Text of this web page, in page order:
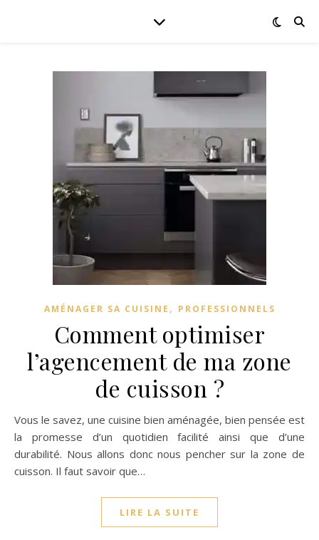
AMÉNAGER SA CUISINE , PROFESSIONNELS
Comment optimiser
l’agencement de ma zone
de cuisson ?
Vous le savez, une cuisine bien aménagée, bien pensée est
la promesse d’un quotidien facilité ainsi que d’une
durabilité. Nous allons donc nous pencher sur la zone de
cuisson. Il faut savoir que…
LIRE LA SUITE